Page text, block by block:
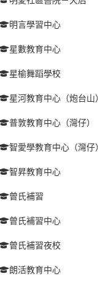
明言學習中心
星數教育中心
星榆舞蹈學校
星河教育中心（炮台山）
普敦教育中心（灣仔）
智愛學教育中心（灣仔）
智昇教育中心
曾氏補習
曾氏補習中心
曾氏補習夜校
朗活教育中心